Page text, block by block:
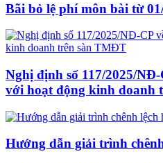
Bãi bỏ lệ phí môn bài từ
Nghị định số 117/2025/
với hoạt động kinh doanh
Hướng dẫn giải trình